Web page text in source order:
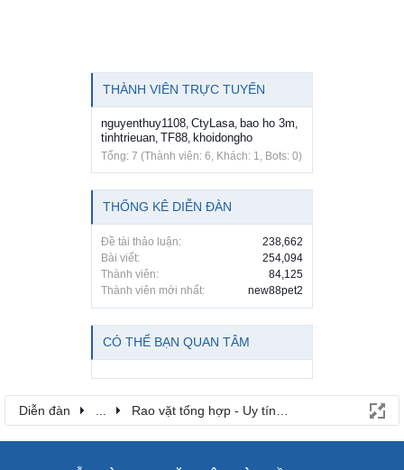
THÀNH VIÊN TRỰC TUYẾN
nguyenthuy1108 CtyLasa bao ho 3m
tinhtrieuan TF88 khoidongho
Tổng: 7 (Thành viên: 6, Khách: 1, Bots: 0)
THỐNG KÊ DIỄN ĐÀN
Đề tài thảo luận:
238,662
Bài viết:
254,094
Thành viên:
84,125
Thành viên mới nhất:
new88pet2
CÓ THỂ BẠN QUAN TÂM
Diễn đàn Rao vặt tổng hợp - Uy tín - Miễn phí